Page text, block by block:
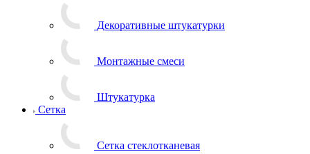
Декоративные штукатурки
Монтажные смеси
Штукатурка
Сетка
Сетка стеклотканевая